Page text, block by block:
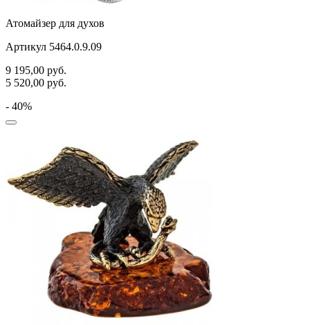
Атомайзер для духов
Артикул 5464.0.9.09
9 195,00 руб.
5 520,00 руб.
- 40%